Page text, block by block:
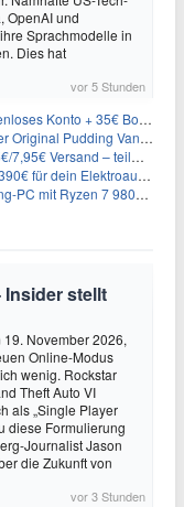
OpenAI und
Sprachmodelle in
Dies hat
vor 5 Stunden
Konto + 35€ Bonus
Vanille 22er-Pack für 2,97€
– teilweise selbstkündigend!
mit geld-fuer-eAuto.de
9800X3D und RTX 5080 für 2.599€
Insider stellt
19. November 2026,
Online-Modus
wenig. Rockstar
Theft Auto VI
als „Single Player
diese Formulierung
Journalist Jason
die Zukunft von
vor 3 Stunden